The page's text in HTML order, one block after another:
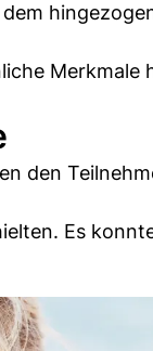
Merkmale
den
Es